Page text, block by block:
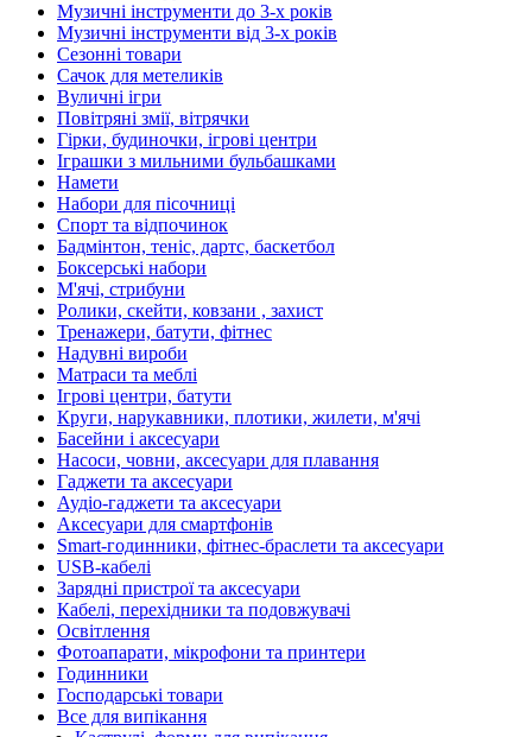
Музичні інструменти до 3-х років
Музичні інструменти від 3-х років
Сезонні товари
Сачок для метеликів
Вуличні ігри
Повітряні змії, вітрячки
Гірки, будиночки, ігрові центри
Іграшки з мильними бульбашками
Намети
Набори для пісочниці
Спорт та відпочинок
Бадмінтон, теніс, дартс, баскетбол
Боксерські набори
М'ячі, стрибуни
Ролики, скейти, ковзани , захист
Тренажери, батути, фітнес
Надувні вироби
Матраси та меблі
Ігрові центри, батути
Круги, нарукавники, плотики, жилети, м'ячі
Басейни і аксесуари
Насоси, човни, аксесуари для плавання
Гаджети та аксесуари
Аудіо-гаджети та аксесуари
Аксесуари для смартфонів
Smart-годинники, фітнес-браслети та аксесуари
USB-кабелі
Зарядні пристрої та аксесуари
Кабелі, перехідники та подовжувачі
Освітлення
Фотоапарати, мікрофони та принтери
Годинники
Господарські товари
Все для випікання